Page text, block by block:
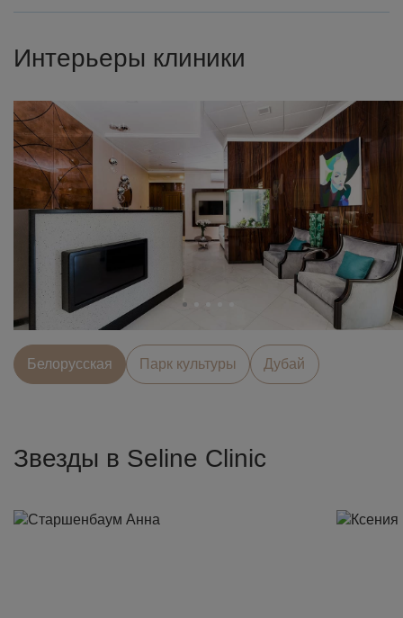
Интерьеры клиники
Белорусcкая Парк культуры Дубай
Звезды в Seline Clinic